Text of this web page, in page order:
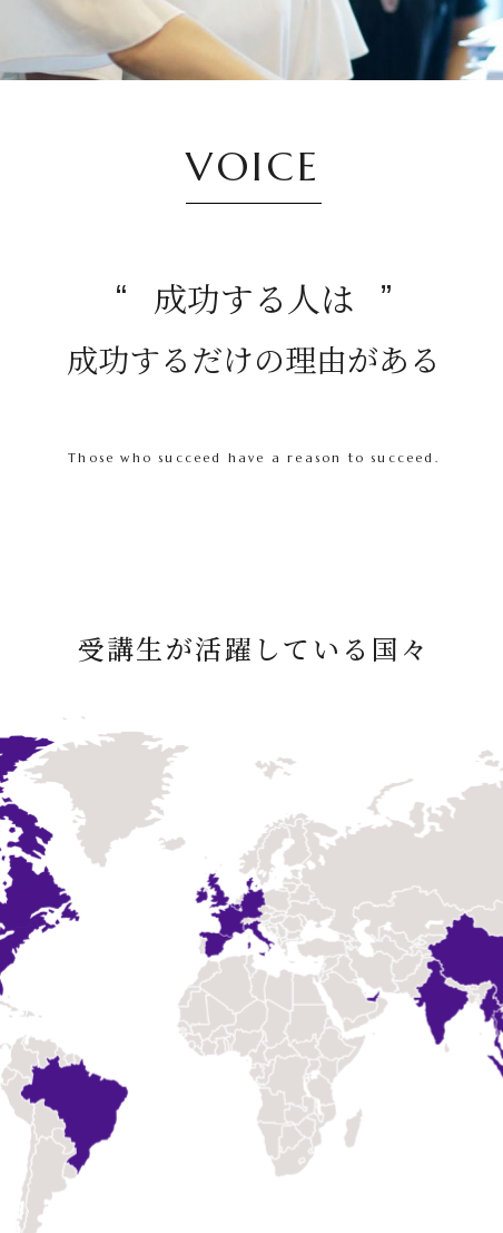
VOICE
成功する人は
成功するだけの理由がある
Those who succeed have a reason to succeed.
受講生が活躍している国々